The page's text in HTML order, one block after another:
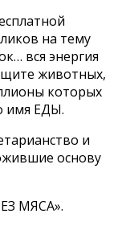
на тему
вся энергия
животных,
которых
имя ЕДЫ.
и
основу
МЯСА».